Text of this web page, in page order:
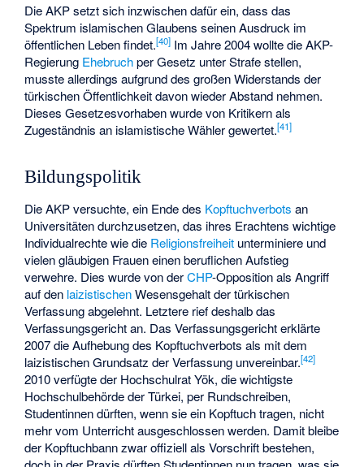
Die AKP setzt sich inzwischen dafür ein, dass das
Spektrum islamischen Glaubens seinen Ausdruck im
öffentlichen Leben findet.[40] Im Jahre 2004 wollte die AKP-
Regierung Ehebruchper Gesetz unter Strafe stellen,
musste allerdings aufgrund des großen Widerstands der
türkischen Öffentlichkeit davon wieder Abstand nehmen.
Dieses Gesetzesvorhaben wurde von Kritikern als
Zugeständnis an islamistische Wähler gewertet.[41]
Bildungspolitik
Die AKP versuchte, ein Ende des Kopftuchverbots an
Universitäten durchzusetzen, das ihres Erachtens wichtige
Individualrechte wie die Religionsfreiheit unterminiere und
vielen gläubigen Frauen einen beruflichen Aufstieg
verwehre. Dies wurde von derCHP-Opposition als Angriff
auf den laizistischenWesensgehalt der türkischen
Verfassung abgelehnt. Letztere rief deshalb das
Verfassungsgericht an. Das Verfassungsgericht erklärte
2007 die Aufhebung des Kopftuchverbots als mit dem
laizistischen Grundsatz der Verfassung unvereinbar.[42]
2010 verfügte der Hochschulrat Yök, die wichtigste
Hochschulbehörde der Türkei, per Rundschreiben,
Studentinnen dürften, wenn sie ein Kopftuch tragen, nicht
mehr vom Unterricht ausgeschlossen werden. Damit bleibe
der Kopftuchbann zwar offiziell als Vorschrift bestehen,